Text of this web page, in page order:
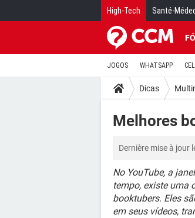
High-Tech Santé-
JOGOS WHATSAPP
Dicas
Melhores
Dernière mise à jour
No YouTube, a
tempo, existe uma
booktubers. Eles
em seus vídeos,